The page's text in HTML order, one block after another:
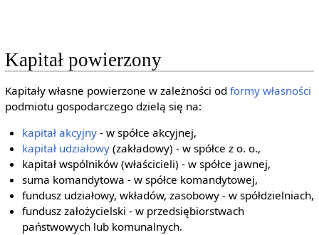
Kapitał powierzony
Kapitały własne powierzone w zależności od formy własności
podmiotu gospodarczego dzielą się na:
kapitał akcyjny - w spółce akcyjnej,
kapitał udziałowy (zakładowy) - w spółce z o. o.,
kapitał wspólników (właścicieli) - w spółce jawnej,
suma komandytowa - w spółce komandytowej,
fundusz udziałowy, wkładów, zasobowy - w spółdzielniach,
fundusz założycielski - w przedsiębiorstwach
państwowych lub komunalnych.